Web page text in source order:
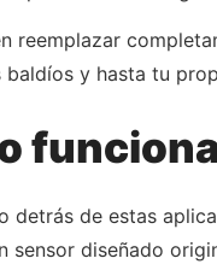
reemplazar
baldíos y hasta tu
detrás de estas
sensor diseñado